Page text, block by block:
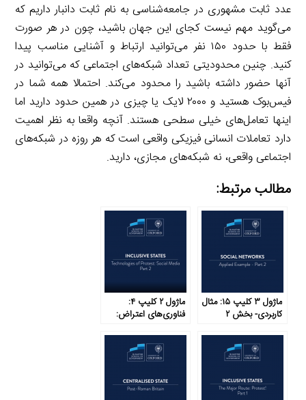
عدد ثابت مشهوری در جامعه‌شناسی به نام ثابت دانبار داریم که
می‌گوید مهم نیست کجای این جهان باشید، چون در هر صورت
فقط با حدود ۱۵۰ نفر می‌توانید ارتباط و آشنایی مناسب پیدا
کنید. چنین محدودیتی تعداد شبکه‌های اجتماعی که می‌توانید در
آنها حضور داشته باشید را محدود می‌کند. احتمالا همه شما در
فیس‌بوک هستید و ۲۰۰۰ لایک یا چیزی در همین حدود دارید اما
اینها تعامل‌های خیلی سطحی هستند. آنچه واقعا به نظر اهمیت
دارد تعاملات انسانی فیزیکی واقعی است که هر روزه در شبکه‌های
اجتماعی واقعی، نه شبکه‌های مجازی، دارید.
مطالب مرتبط:
ماژول ۳ کلیپ ۱۵: مثال
کاربردی- بخش ۲
ماژول ۲ کلیپ ۴:
فناوری‌های اعتراض:
بخش ۲